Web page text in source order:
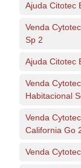
Ajuda Citotec
Venda
Sp 2
Ajuda Citotec
Venda
Habitacional
Venda
California Go
Venda